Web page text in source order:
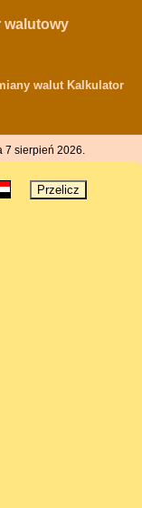
walutowy
walut Kalkulator
7 sierpień 2026.